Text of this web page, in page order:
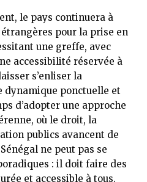
le pays continuera à
pour la prise en
une greffe, avec
accessibilité réservée à
s’enliser la
ponctuelle et
d’adopter une approche
où le droit, la
publics avancent de
ne peut pas se
: il doit faire des
et accessible à tous.